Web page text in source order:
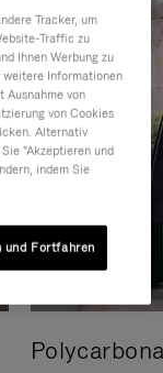
Tracker, um
Traffic zu
Ihnen Werbung zu
Informationen
Ausnahme von
von Cookies
Alternativ
"Akzeptieren und
indem Sie
und Fortfahren